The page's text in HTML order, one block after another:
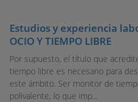
Estudios y experiencia
OCIO Y TIEMPO LIBRE
Por supuesto, el título que
tiempo libre es necesario para
este ámbito. Ser monitor de
polivalente, lo que imp...